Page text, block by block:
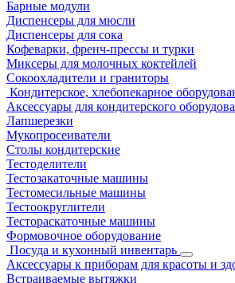
Барные модули
Диспенсеры для мюсли
Диспенсеры для сока
Кофеварки, френч-прессы и турки
Миксеры для молочных коктейлей
Сокоохладители и граниторы
Кондитерское, хлебопекарное
Аксессуары для кондитерского
Лапшерезки
Мукопросеиватели
Столы кондитерские
Тестоделители
Тестозакаточные машины
Тестомесильные машины
Тестоокруглители
Тестораскаточные машины
Формовочное оборудование
Посуда и кухонный инвентарь
Аксессуары к приборам для красоты и
Встраиваемые вытяжки